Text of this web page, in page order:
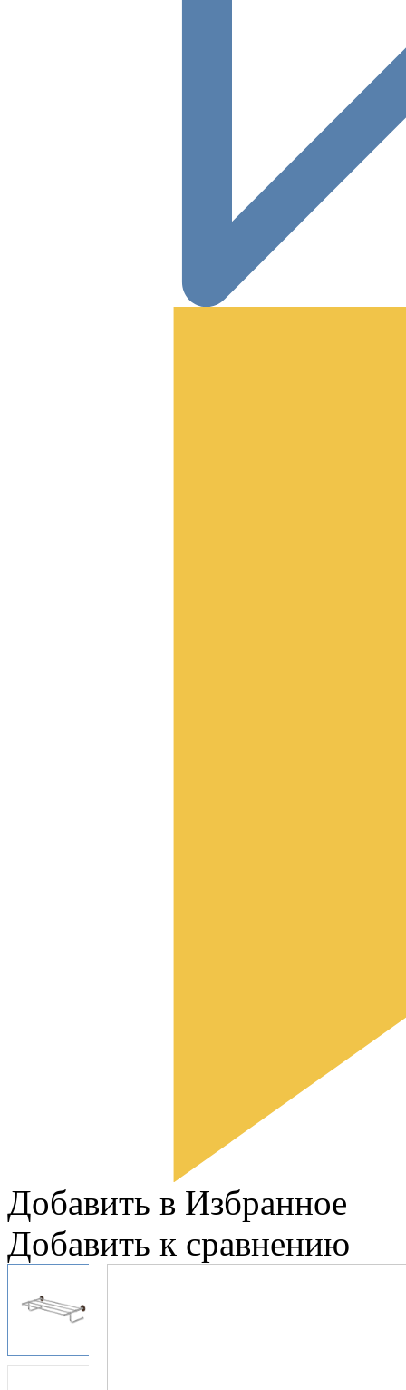
Добавить в Избранное
Добавить к сравнению